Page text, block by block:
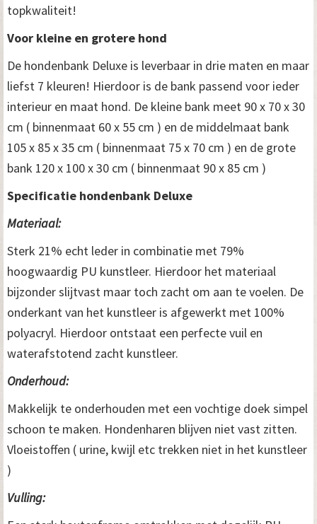
topkwaliteit!
Voor kleine en grotere hond
De hondenbank Deluxe is leverbaar in drie maten en maar
liefst 7 kleuren! Hierdoor is de bank passend voor ieder
interieur en maat hond. De kleine bank meet 90 x 70 x 30
cm ( binnenmaat 60 x 55 cm ) en de middelmaat bank
105 x 85 x 35 cm ( binnenmaat 75 x 70 cm ) en de grote
bank 120 x 100 x 30 cm ( binnenmaat 90 x 85 cm )
Specificatie hondenbank Deluxe
Materiaal:
Sterk 21% echt leder in combinatie met 79%
hoogwaardig PU kunstleer. Hierdoor het materiaal
bijzonder slijtvast maar toch zacht om aan te voelen. De
onderkant van het kunstleer is afgewerkt met 100%
polyacryl. Hierdoor ontstaat een perfecte vuil en
waterafstotend zacht kunstleer.
Onderhoud:
Makkelijk te onderhouden met een vochtige doek simpel
schoon te maken. Hondenharen blijven niet vast zitten.
Vloeistoffen ( urine, kwijl etc trekken niet in het kunstleer
)
Vulling: